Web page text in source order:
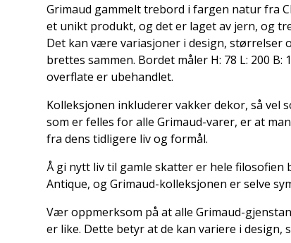
Grimaud gammelt trebord i fargen natur fra
et unikt produkt, og det er laget av jern, og
Det kan være variasjoner i design, størrelser
brettes sammen. Bordet måler H: 78 L: 200 B:
overflate er ubehandlet.
Kolleksjonen inkluderer vakker dekor, så vel
som er felles for alle Grimaud-varer, er at
fra dens tidligere liv og formål.
Å gi nytt liv til gamle skatter er hele filosofien
Antique, og Grimaud-kolleksjonen er selve
Vær oppmerksom på at alle Grimaud-
er like. Dette betyr at de kan variere i design,